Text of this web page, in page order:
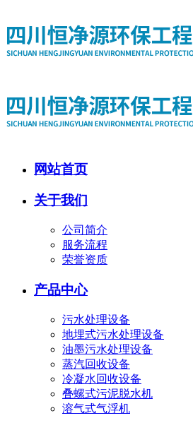
网站首页
关于我们
公司简介
服务流程
荣誉资质
产品中心
污水处理设备
地埋式污水处理设备
油墨污水处理设备
蒸汽回收设备
冷凝水回收设备
叠螺式污泥脱水机
溶气式气浮机